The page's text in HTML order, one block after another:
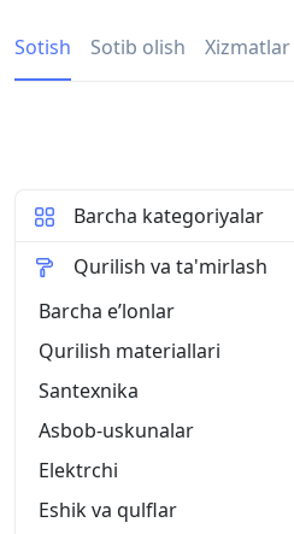
Sotish Sotib olish Xizmatlar
Barcha kategoriyalar
Qurilish va ta'mirlash
Barcha eʼlonlar
Qurilish materiallari
Santexnika
Asbob-uskunalar
Elektrchi
Eshik va qulflar